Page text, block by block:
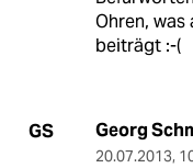
Ohren, was
beiträgt :-(
GS Georg
20.07.2013,